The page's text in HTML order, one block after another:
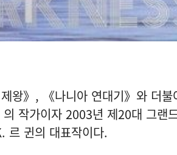
왕》, 《나니아 연대기》와 더
작가이자 2003년 제20대 그랜
르 귄의 대표작이다.